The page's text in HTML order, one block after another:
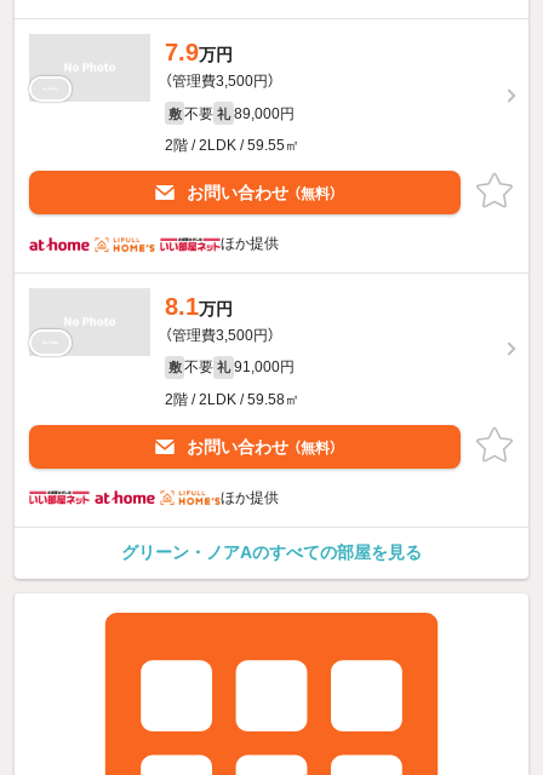
7.9万円
（管理費3,500円）
敷 不要 礼 89,000円
2階 / 2LDK / 59.55㎡
お問い合わせ （無料）
ほか提供
8.1万円
（管理費3,500円）
敷 不要 礼 91,000円
2階 / 2LDK / 59.58㎡
お問い合わせ （無料）
ほか提供
グリーン・ノアAのすべての部屋を見る